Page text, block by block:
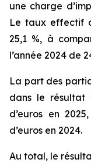
une charge
Le taux effectif
25,1 %, à
l’année 2024 de
La part des
dans le résultat
d’euros en
d’euros en 2024.
Au total, le